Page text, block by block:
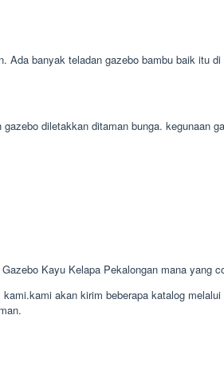
banyak teladan gazebo bambu baik itu
diletakkan ditaman bunga. kegunaan
Kayu Kelapa Pekalongan mana yang
akan kirim beberapa katalog